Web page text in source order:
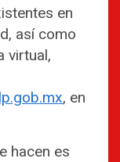
en
así como
virtual,
, en
hacen es